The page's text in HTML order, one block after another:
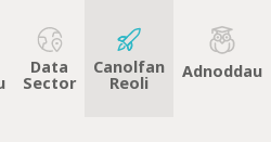
Data
Sector
Canolfan
Reoli
Adnoddau